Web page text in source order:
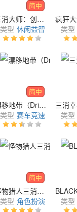
简中
三消大师：创梦（Merge Master: Dream Creative）
类型 休闲益智
类型
简中
漂移地带（Drive Zone Online）
类型 赛车竞速
类型
简中
怪物猎人三消（Monster Hunter Puzzles）
类型 角色扮演
类型